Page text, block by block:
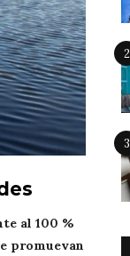
al 100 %
promuevan
2
3